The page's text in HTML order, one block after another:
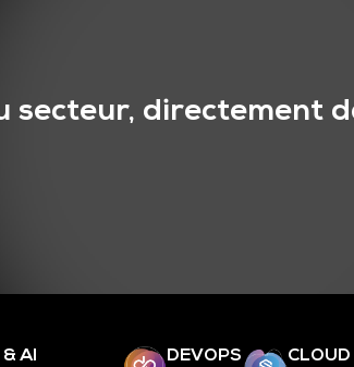
secteur, directement
AI
DEVOPS